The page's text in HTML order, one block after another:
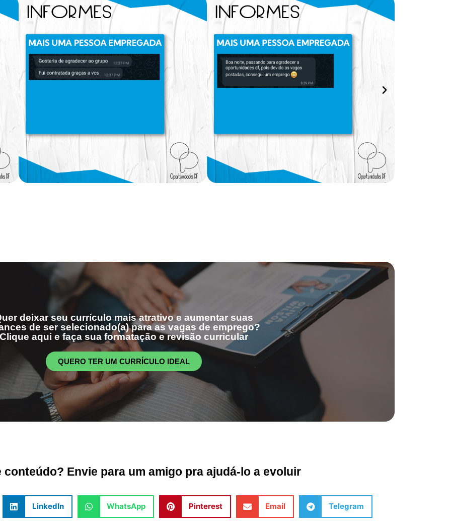
deixar seu currículo mais atrativo e aumentar suas
de ser selecionado(a) para as vagas de emprego?
aqui e faça sua formatação e revisão curricular
QUERO TER UM CURRÍCULO IDEAL
conteúdo? Envie para um amigo pra ajudá-lo a evoluir
LinkedIn WhatsApp Pinterest Email Telegram